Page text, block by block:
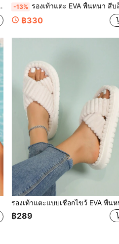
-13% รองเท้าแตะ EVA พื้นหนา สีบล็อกน้ำหนักเบา CMLM สำหรับผู้ชายและผู้หญิง ไซส์ใหญ่ ฤดูร้อน แบบปิดนิ้วเท้า สายรัดส้นปรับได้ รองเท้าแตะชายหา
฿330
฿289